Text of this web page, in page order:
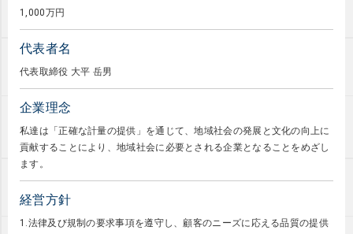
1,000万円
代表者名
代表取締役 大平 岳男
企業理念
私達は「正確な計量の提供」を通じて、地域社会の発展と文化の向上に
貢献することにより、地域社会に必要とされる企業となることをめざし
ます。
経営方針
1.法律及び規制の要求事項を遵守し、顧客のニーズに応える品質の提供